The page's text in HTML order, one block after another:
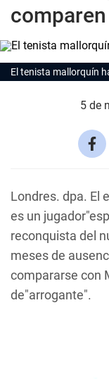
El tenista mallorquín
5 de
Londres. dpa. El
es un
reconquista del
meses de
compararse con
de"arrogante".